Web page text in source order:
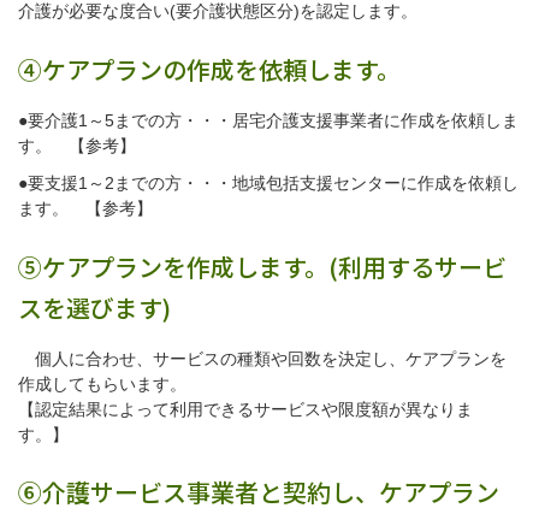
介護が必要な度合い(要介護状態区分)を認定します。
④ケアプランの作成を依頼します。
●要介護1～5までの方・・・居宅介護支援事業者に作成を依頼しま
す。
【参考】
●要支援1～2までの方・・・地域包括支援センターに作成を依頼し
ます。
【参考】
⑤ケアプランを作成します。(利用するサービ
スを選びます)
個人に合わせ、サービスの種類や回数を決定し、ケアプランを
作成してもらいます。
【認定結果によって利用できるサービスや限度額が異なりま
す。】
⑥介護サービス事業者と契約し、ケアプラン